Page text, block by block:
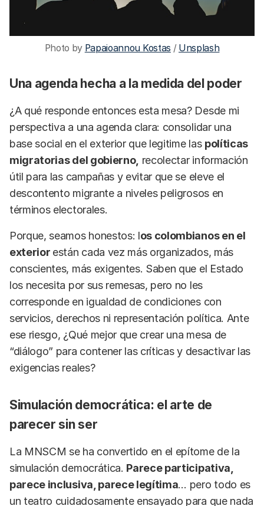
Photo by Papaioannou Kostas / Unsplash
Una agenda hecha a la medida del poder
¿A qué responde entonces esta mesa? Desde mi
perspectiva a una agenda clara: consolidar una
base social en el exterior que legitime las políticas
migratorias del gobierno, recolectar información
útil para las campañas y evitar que se eleve el
descontento migrante a niveles peligrosos en
términos electorales.
Porque, seamos honestos: los colombianos en el
exterior están cada vez más organizados, más
conscientes, más exigentes. Saben que el Estado
los necesita por sus remesas, pero no les
corresponde en igualdad de condiciones con
servicios, derechos ni representación política. Ante
ese riesgo, ¿Qué mejor que crear una mesa de
“diálogo” para contener las críticas y desactivar las
exigencias reales?
Simulación democrática: el arte de
parecer sin ser
La MNSCM se ha convertido en el epítome de la
simulación democrática. Parece participativa,
parece inclusiva, parece legítima… pero todo es
un teatro cuidadosamente ensayado para que nada